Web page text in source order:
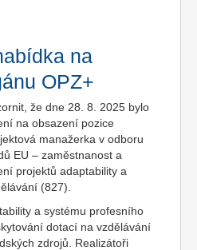
na
OPZ+
že dne 28. 8. 2025 bylo
na obsazení pozice
manažerka v odboru
EU – zaměstnanost a
projektů adaptability a
(827).
a systému profesního
dotací na vzdělávání
zdrojů. Realizátoři